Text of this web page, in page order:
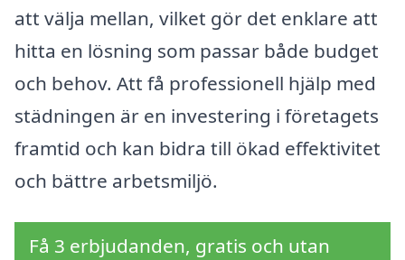
att välja mellan, vilket gör det enklare att
hitta en lösning som passar både budget
och behov. Att få professionell hjälp med
städningen är en investering i företagets
framtid och kan bidra till ökad effektivitet
och bättre arbetsmiljö.
Få 3 erbjudanden, gratis och utan